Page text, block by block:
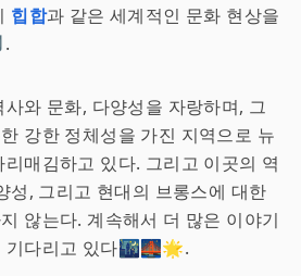
힙합과 같은 세계적인 문화 현상을
와 문화, 다양성을 자랑하며, 그
강한 정체성을 가진 지역으로 뉴
매김하고 있다. 그리고 이곳의 역
성, 그리고 현대의 브롱스에 대한
않는다. 계속해서 더 많은 이야기
기다리고 있다🌃🌉🌟.